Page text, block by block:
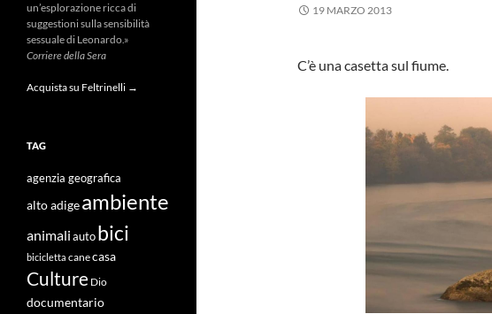
19 MARZO 2013
C’è una casetta sul fiume.
un’esplorazione ricca di
suggestioni sulla sensibilità
sessuale di Leonardo.»
Corriere della Sera
Acquista su Feltrinelli →
TAG
agenzia geografica
alto adigeambiente
animali auto bici
bicicletta canecasa
Culture Dio
documentario